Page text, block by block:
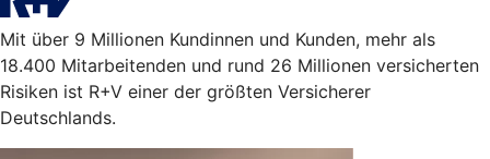
Mit über 9 Millionen Kundinnen und Kunden, mehr als
18.400 Mitarbeitenden und rund 26 Millionen versicherten
Risiken ist R+V einer der größten Versicherer
Deutschlands.